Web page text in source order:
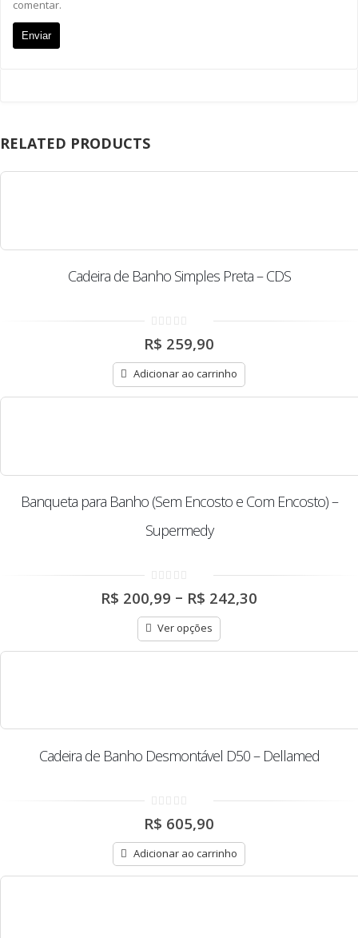
comentar.
RELATED PRODUCTS
Cadeira de Banho Simples Preta – CDS
0
out
5
R$ 259,90
Adicionar ao carrinho
Banqueta para Banho (Sem Encosto e Com Encosto) –
Supermedy
0
out
5
R$ 200,99 – R$ 242,30
R$ 242,30
Ver opções
Cadeira de Banho Desmontável D50 – Dellamed
0
out
5
R$ 605,90
Adicionar ao carrinho